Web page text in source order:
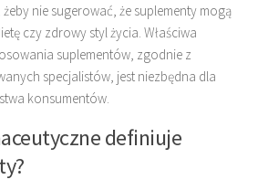
nie sugerować, że suplementy mogą
czy zdrowy styl życia. Właściwa
suplementów, zgodnie z
specjalistów, jest niezbędna dla
konsumentów.
definiuje